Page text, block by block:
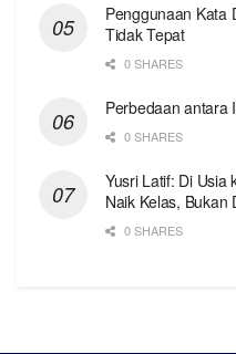
Penggunaan Kata
Tidak Tepat
0 SHARES
Perbedaan antara
0 SHARES
Yusri Latif: Di Usia
Naik Kelas, Bukan
0 SHARES